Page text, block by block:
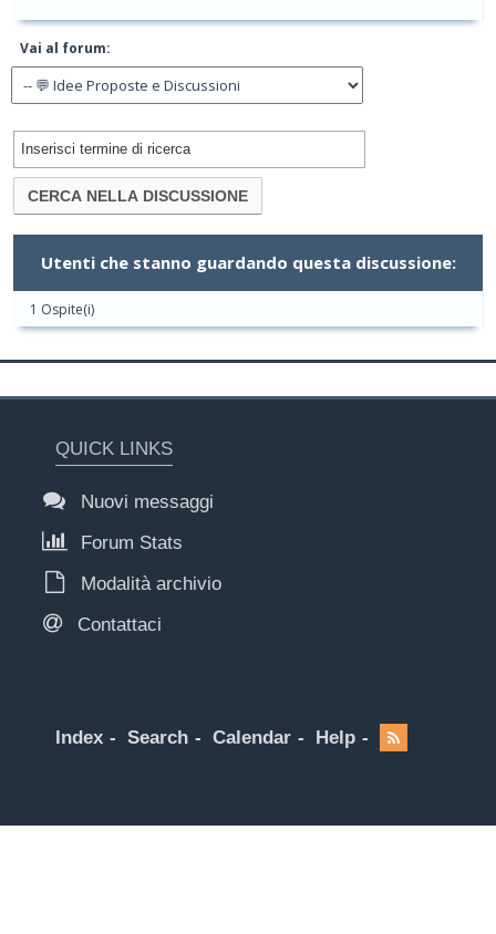
Vai al forum:
Utenti che stanno guardando questa discussione:
1 Ospite(i)
QUICK LINKS
Nuovi messaggi
Forum Stats
Modalità archivio
Contattaci
Index Search Calendar Help